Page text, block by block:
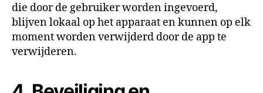
die door de gebruiker worden ingevoerd,
blijven lokaal op het apparaat en kunnen op elk
moment worden verwijderd door de app te
verwijderen.